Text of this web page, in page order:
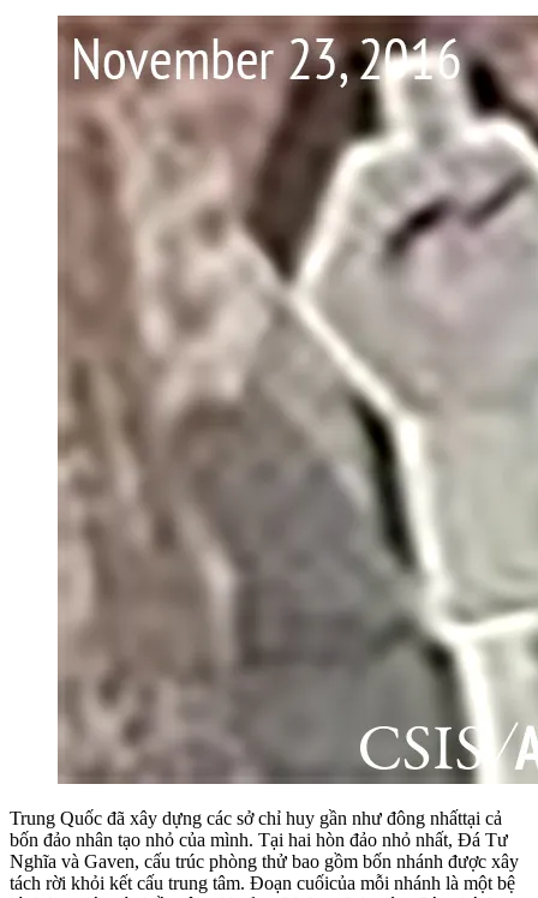
Trung Quốc đã xây dựng các sở chỉ huy gần như đông nhấttại cả
bốn đảo nhân tạo nhỏ của mình. Tại hai hòn đảo nhỏ nhất, Đá Tư
Nghĩa và Gaven, cấu trúc phòng thử bao gồm bốn nhánh được xây
tách rời khỏi kết cấu trung tâm. Đoạn cuốicủa mỗi nhánh là một bệ